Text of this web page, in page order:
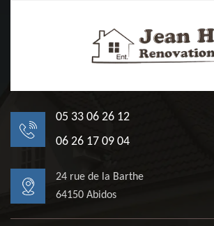
05 33 06 26 12
06 26 17 09 04
24 rue de la Barthe
64150 Abidos